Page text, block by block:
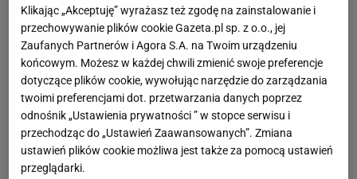
Klikając „Akceptuję” wyrażasz też zgodę na zainstalowanie i
przechowywanie plików cookie Gazeta.pl sp. z o.o., jej
Zaufanych Partnerów i Agora S.A. na Twoim urządzeniu
końcowym. Możesz w każdej chwili zmienić swoje preferencje
dotyczące plików cookie, wywołując narzędzie do zarządzania
twoimi preferencjami dot. przetwarzania danych poprzez
odnośnik „Ustawienia prywatności ” w stopce serwisu i
przechodząc do „Ustawień Zaawansowanych”. Zmiana
ustawień plików cookie możliwa jest także za pomocą ustawień
przeglądarki.